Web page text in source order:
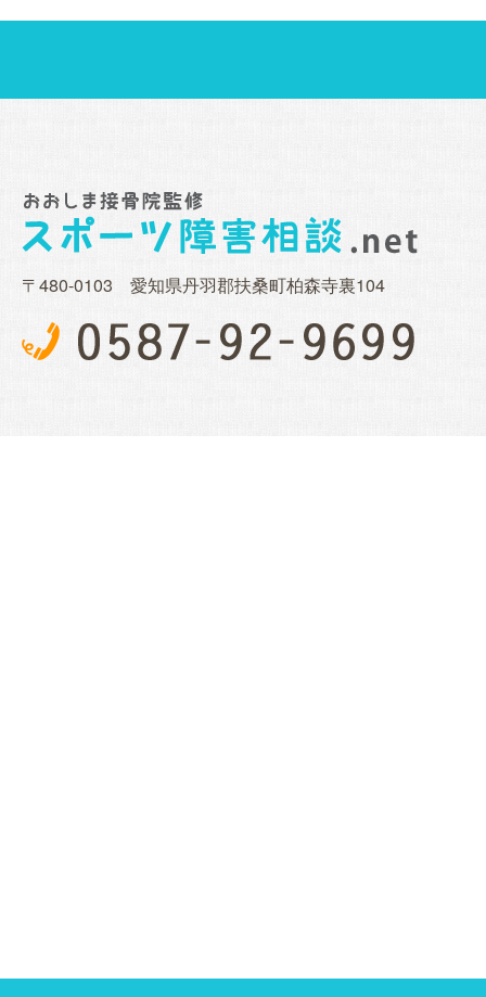
〒480-0103 愛知県丹羽郡扶桑町柏森寺裏104